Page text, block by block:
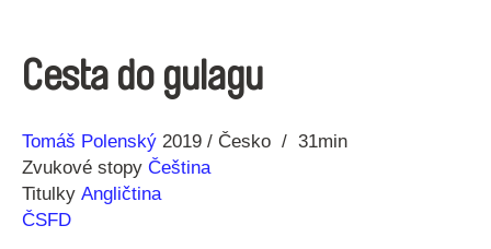
Cesta do gulagu
Réžia
Tomáš Polenský
Rok
výroby
2019 Česko
31min
Zvukové stopy Čeština
Titulky Angličtina
ČSFD